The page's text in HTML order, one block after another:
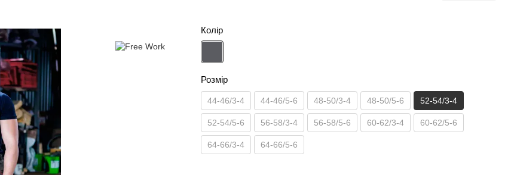
Колір
Розмір
44-46/3-4 44-46/5-6 48-50/3-4 48-50/5-6 52-54/3-4
52-54/5-6 56-58/3-4 56-58/5-6 60-62/3-4 60-62/5-6
64-66/3-4 64-66/5-6